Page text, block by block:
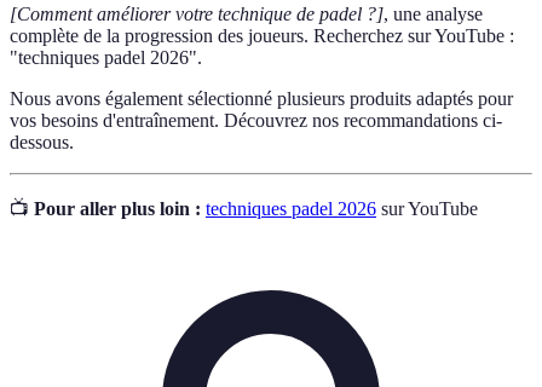
[Comment améliorer votre technique de padel ?], une analyse
complète de la progression des joueurs. Recherchez sur YouTube :
"techniques padel 2026".
Nous avons également sélectionné plusieurs produits adaptés pour
vos besoins d'entraînement. Découvrez nos recommandations ci-
dessous.
📺 Pour aller plus loin : techniques padel 2026 sur YouTube